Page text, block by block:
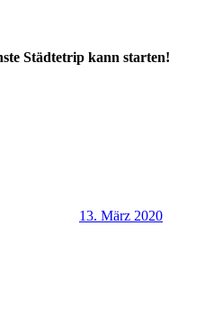
Städtetrip kann starten!
13. März 2020